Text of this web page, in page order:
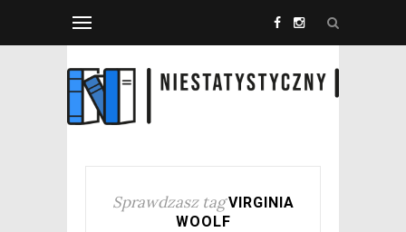
Sprawdzasz tag VIRGINIA
WOOLF